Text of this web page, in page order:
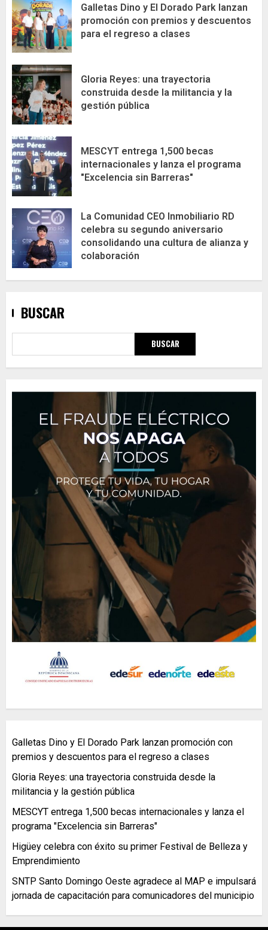
Galletas Dino y El Dorado Park lanzan
promoción con premios y descuentos
para el regreso a clases
Gloria Reyes: una trayectoria
construida desde la militancia y la
gestión pública
MESCYT entrega 1,500 becas
internacionales y lanza el programa
"Excelencia sin Barreras"
La Comunidad CEO Inmobiliario RD
celebra su segundo aniversario
consolidando una cultura de alianza y
colaboración
BUSCAR
BUSCAR
Galletas Dino y El Dorado Park lanzan promoción con
premios y descuentos para el regreso a clases
Gloria Reyes: una trayectoria construida desde la
militancia y la gestión pública
MESCYT entrega 1,500 becas internacionales y lanza el
programa "Excelencia sin Barreras"
Higüey celebra con éxito su primer Festival de Belleza y
Emprendimiento
SNTP Santo Domingo Oeste agradece al MAP e impulsará
jornada de capacitación para comunicadores del municipio